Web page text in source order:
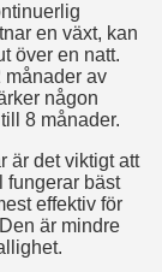
en växt, kan
över en natt.
månader av
någon
8 månader.
är det viktigt att
fungerar bäst
effektiv för
är mindre